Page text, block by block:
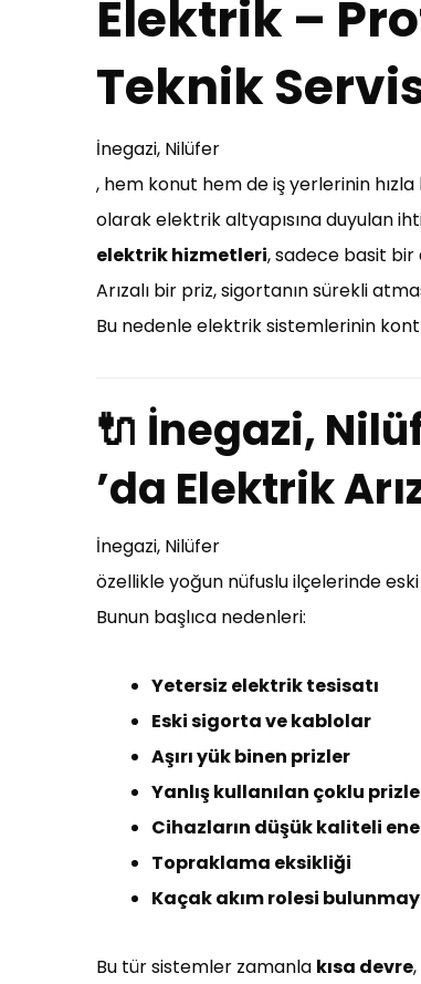
Elektrik –
Teknik
İnegazi, Nilüfer
, hem konut hem de iş yerlerinin
olarak elektrik altyapısına duyulan
elektrik hizmetleri, sadece basit bir
Arızalı bir priz, sigortanın sürekli
Bu nedenle elektrik sistemlerinin
🔌 İnegazi,
’da Elektrik
İnegazi, Nilüfer
özellikle yoğun nüfuslu ilçelerinde
Bunun başlıca nedenleri:
Yetersiz elektrik tesisatı
Eski sigorta ve kablolar
Aşırı yük binen prizler
Yanlış kullanılan çoklu
Cihazların düşük kaliteli
Topraklama eksikliği
Kaçak akım rolesi
Bu tür sistemler zamanla kısa devre,